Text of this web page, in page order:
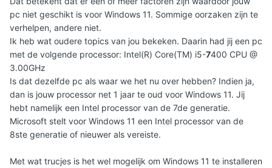
pc niet geschikt is voor Windows 11. Sommige oorzaken zijn te
verhelpen, andere niet.
Ik heb wat oudere topics van jou bekeken. Daarin had jij een pc
met de volgende processor: Intel(R) Core(TM) i5-7400 CPU @
3.00GHz
Is dat dezelfde pc als waar we het nu over hebben? Indien ja,
dan is jouw processor net 1 jaar te oud voor Windows 11. Jij
hebt namelijk een Intel processor van de 7de generatie.
Microsoft stelt voor Windows 11 een Intel processor van de
8ste generatie of nieuwer als vereiste.
Met wat trucjes is het wel mogelijk om Windows 11 te installeren